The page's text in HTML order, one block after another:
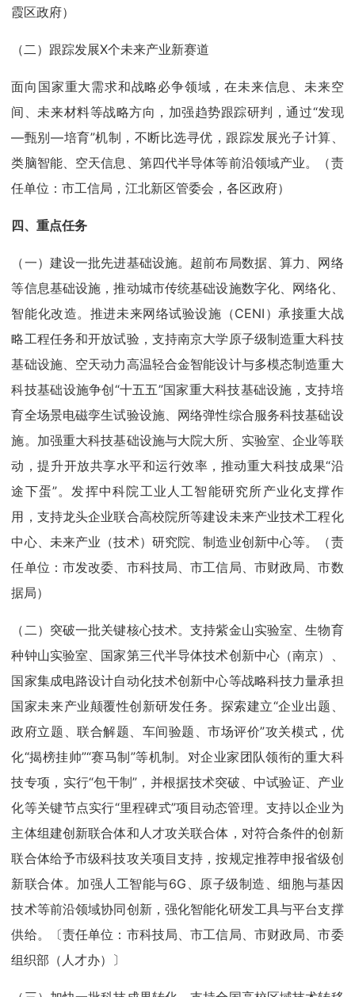
霞区政府）
（二）跟踪发展X个未来产业新赛道
面向国家重大需求和战略必争领域，在未来信息、未来空
间、未来材料等战略方向，加强趋势跟踪研判，通过“发现
—甄别—培育”机制，不断比选寻优，跟踪发展光子计算、
类脑智能、空天信息、第四代半导体等前沿领域产业。（责
任单位：市工信局，江北新区管委会，各区政府）
四、重点任务
（一）建设一批先进基础设施。超前布局数据、算力、网络
等信息基础设施，推动城市传统基础设施数字化、网络化、
智能化改造。推进未来网络试验设施（CENI）承接重大战
略工程任务和开放试验，支持南京大学原子级制造重大科技
基础设施、空天动力高温轻合金智能设计与多模态制造重大
科技基础设施争创“十五五”国家重大科技基础设施，支持培
育全场景电磁孪生试验设施、网络弹性综合服务科技基础设
施。加强重大科技基础设施与大院大所、实验室、企业等联
动，提升开放共享水平和运行效率，推动重大科技成果“沿
途下蛋”。发挥中科院工业人工智能研究所产业化支撑作
用，支持龙头企业联合高校院所等建设未来产业技术工程化
中心、未来产业（技术）研究院、制造业创新中心等。（责
任单位：市发改委、市科技局、市工信局、市财政局、市数
据局）
（二）突破一批关键核心技术。支持紫金山实验室、生物育
种钟山实验室、国家第三代半导体技术创新中心（南京）、
国家集成电路设计自动化技术创新中心等战略科技力量承担
国家未来产业颠覆性创新研发任务。探索建立“企业出题、
政府立题、联合解题、车间验题、市场评价”攻关模式，优
化“揭榜挂帅”“赛马制”等机制。对企业家团队领衔的重大科
技专项，实行“包干制”，并根据技术突破、中试验证、产业
化等关键节点实行“里程碑式”项目动态管理。支持以企业为
主体组建创新联合体和人才攻关联合体，对符合条件的创新
联合体给予市级科技攻关项目支持，按规定推荐申报省级创
新联合体。加强人工智能与6G、原子级制造、细胞与基因
技术等前沿领域协同创新，强化智能化研发工具与平台支撑
供给。〔责任单位：市科技局、市工信局、市财政局、市委
组织部（人才办）〕